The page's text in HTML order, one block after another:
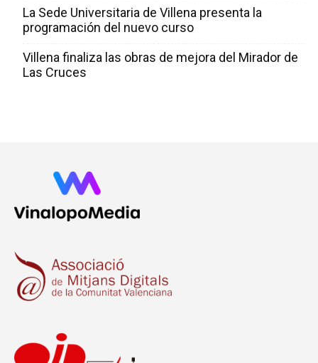
La Sede Universitaria de Villena presenta la
programación del nuevo curso
Villena finaliza las obras de mejora del Mirador de
Las Cruces